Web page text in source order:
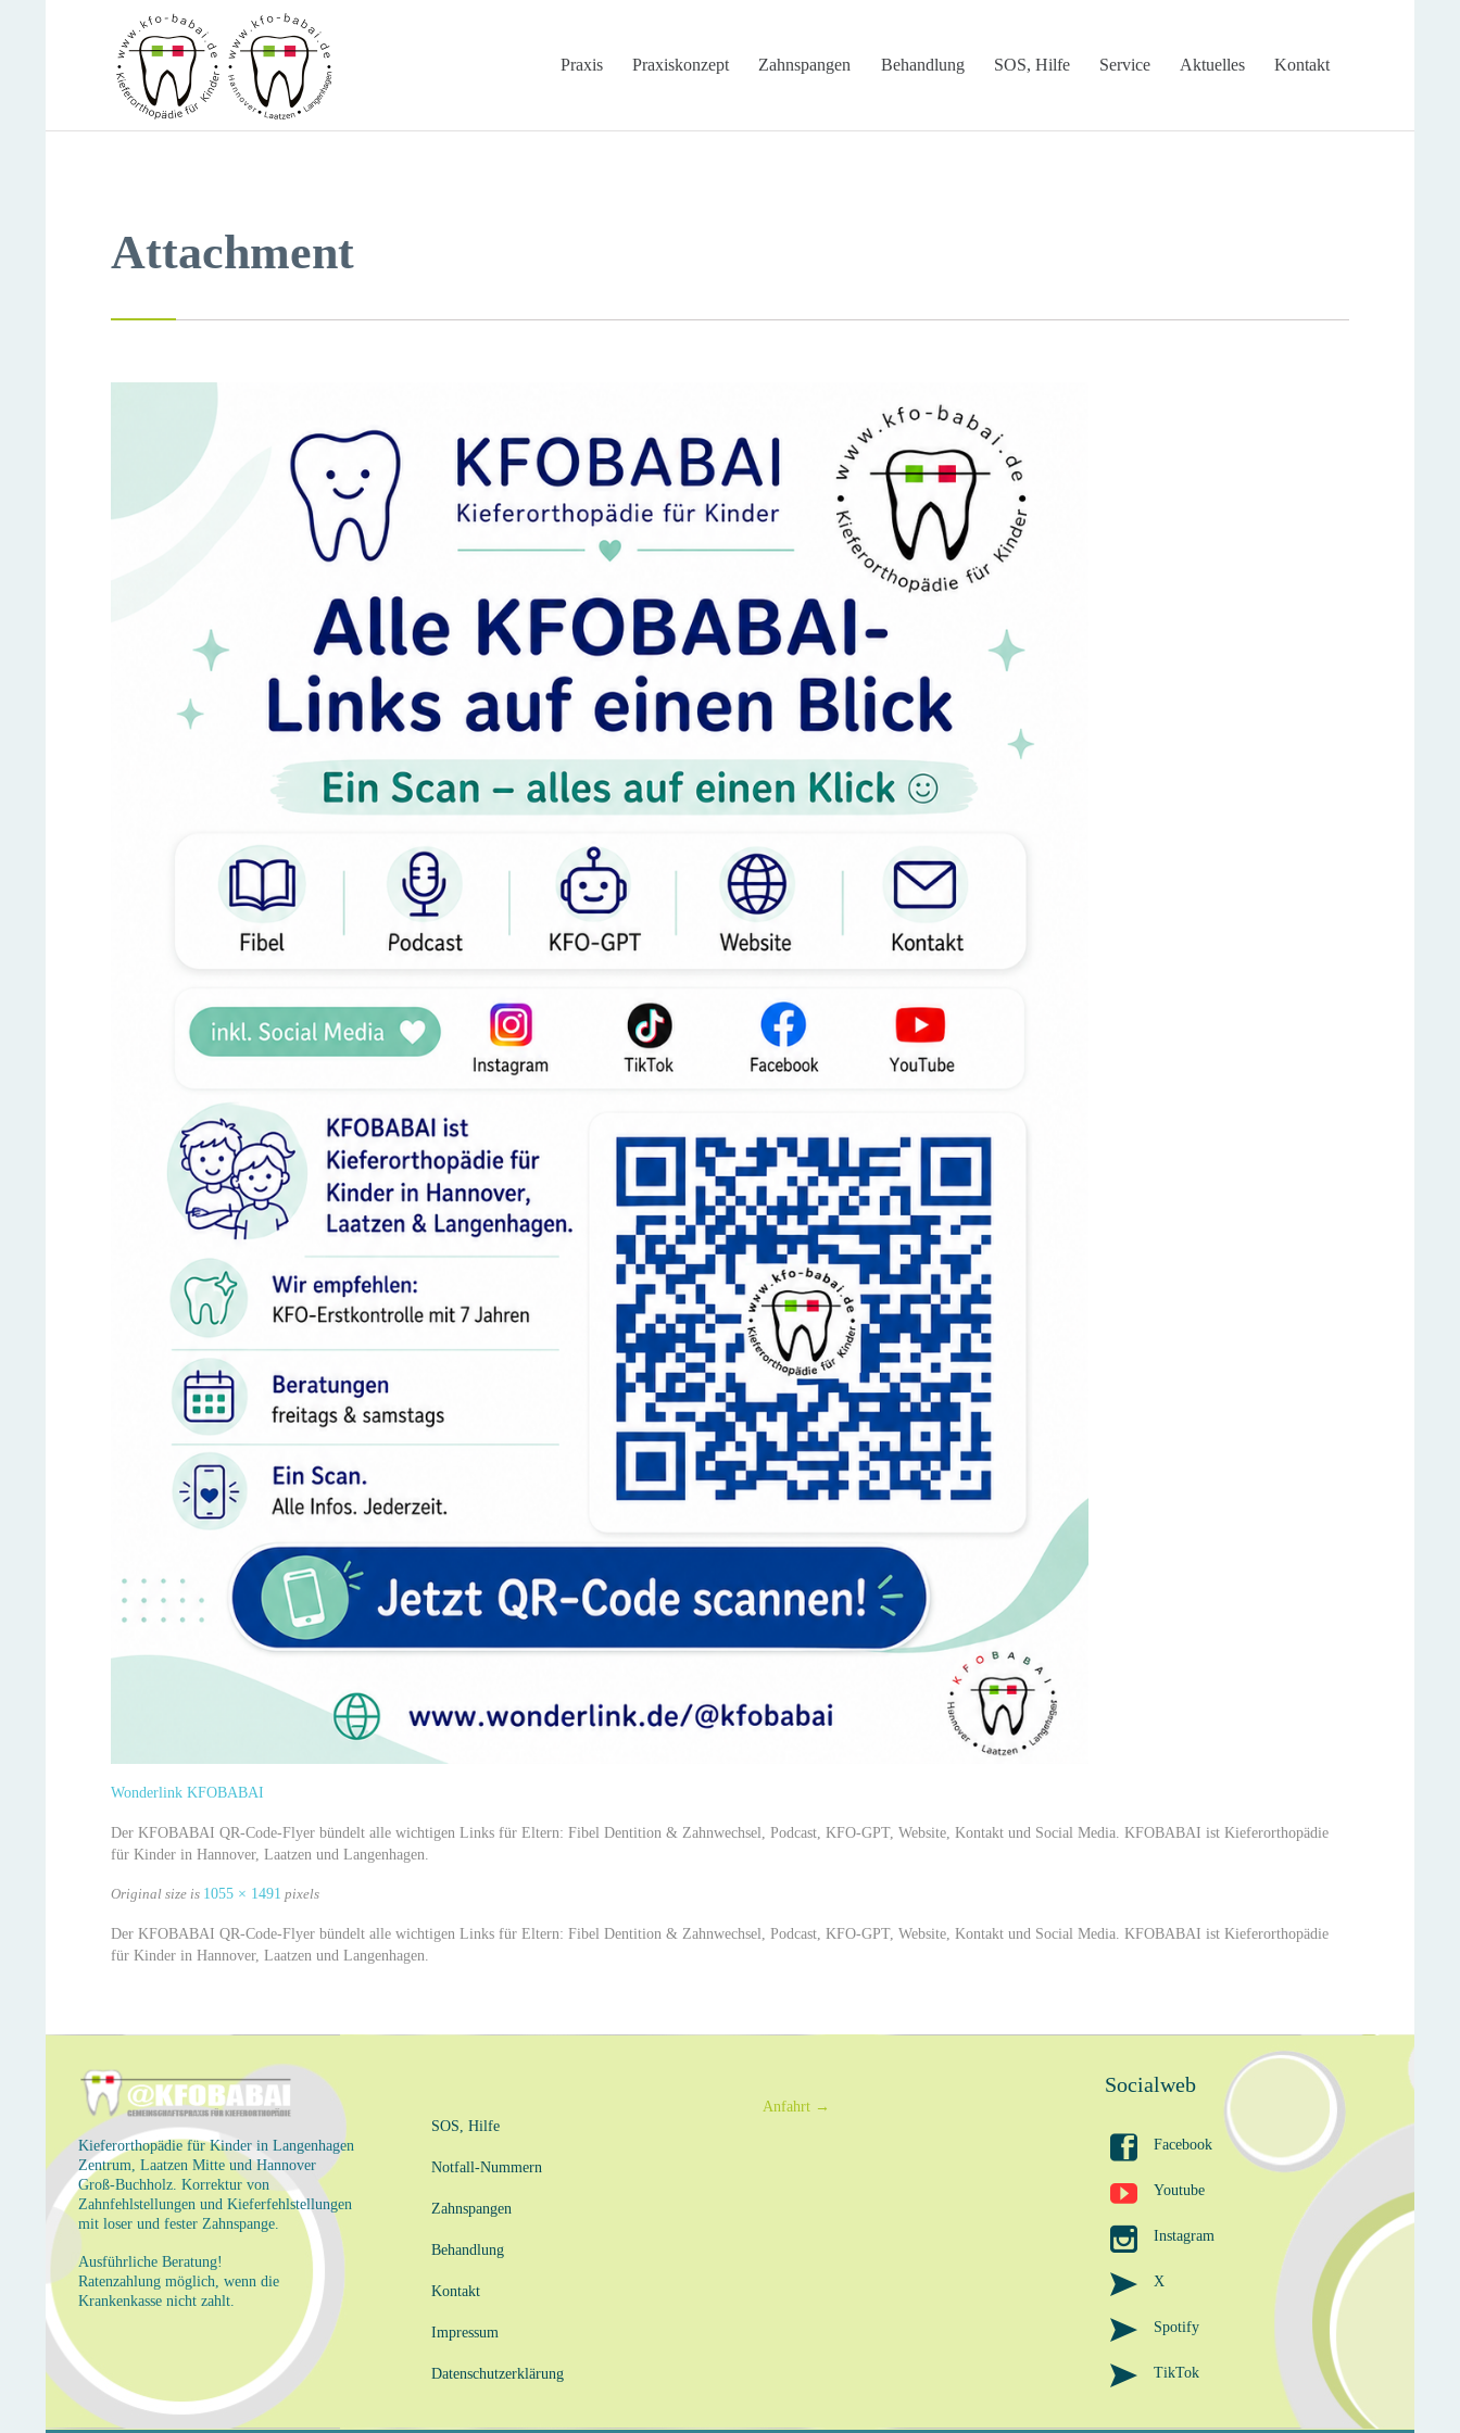
Praxis Praxiskonzept Zahnspangen Behandlung SOS, Hilfe Service Aktuelles Kontakt
Attachment
Wonderlink KFOBABAI
Der KFOBABAI QR-Code-Flyer bündelt alle wichtigen Links für Eltern: Fibel Dentition & Zahnwechsel, Podcast, KFO-GPT, Website, Kontakt und Social Media. KFOBABAI ist Kieferorthopädie
für Kinder in Hannover, Laatzen und Langenhagen.
Original size is 1055 × 1491 pixels
Der KFOBABAI QR-Code-Flyer bündelt alle wichtigen Links für Eltern: Fibel Dentition & Zahnwechsel, Podcast, KFO-GPT, Website, Kontakt und Social Media. KFOBABAI ist Kieferorthopädie
für Kinder in Hannover, Laatzen und Langenhagen.
Kieferorthopädie für Kinder in Langenhagen
Zentrum, Laatzen Mitte und Hannover
Groß-Buchholz. Korrektur von
Zahnfehlstellungen und Kieferfehlstellungen
mit loser und fester Zahnspange.
Ausführliche Beratung!
Ratenzahlung möglich, wenn die
Krankenkasse nicht zahlt.
SOS, Hilfe
Notfall-Nummern
Zahnspangen
Behandlung
Kontakt
Impressum
Datenschutzerklärung
Anfahrt →
Socialweb
 Facebook
 Youtube
 Instagram
 X
 Spotify
 TikTok